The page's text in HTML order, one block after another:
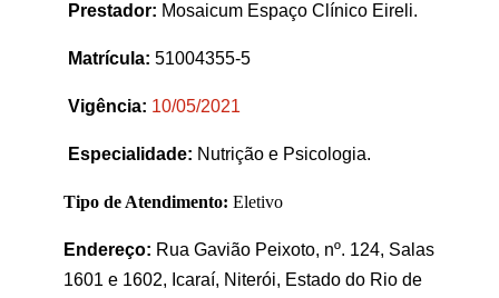
Prestador: Mosaicum Espaço Clínico Eireli.
Matrícula: 51004355-5
Vigência: 10/05/2021
Especialidade: Nutrição e Psicologia.
Tipo de Atendimento: Eletivo
Endereço: Rua Gavião Peixoto, nº. 124, Salas
1601 e 1602, Icaraí, Niterói, Estado do Rio de